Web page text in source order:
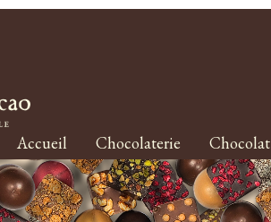
Accueil Chocolaterie Chocolat